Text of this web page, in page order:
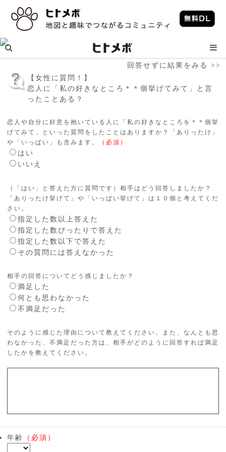
回答せずに結果をみる >>
【女性に質問！】
恋人に「私の好きなところ＊＊個挙げてみて」と言
ったことある？
恋人や自分に好意を抱いている人に「私の好きなところを＊＊個挙
げてみて」といった質問をしたことはありますか？「ありったけ」
や「いっぱい」も含みます。
（必須）
はい
いいえ
（「はい」と答えた方に質問です）相手はどう回答しましたか？
「ありったけ挙げて」や「いっぱい挙げて」は１０個と考えてくだ
さい。
指定した数以上答えた
指定した数ぴったりで答えた
指定した数以下で答えた
その質問には答えなかった
相手の回答についてどう感じましたか？
満足した
何とも思わなかった
不満足だった
そのように感じた理由について教えてください。また、なんとも思
わなかった、不満足だった方は、相手がどのように回答すれば満足
したかを教えてください。
年齢 （必須）